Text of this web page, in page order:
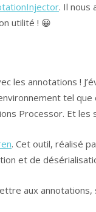
. Il nous
utilité ! 😀
les annotations !
tel
Processor. Et
. Cet outil, réalisé
et de
aux